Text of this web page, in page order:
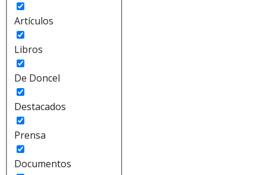
Artículos
Libros
De Doncel
Destacados
Prensa
Documentos